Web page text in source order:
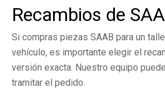
Recambios de
Si compras piezas SAAB para un
vehículo, es importante elegir el
versión exacta. Nuestro equipo
tramitar el pedido.